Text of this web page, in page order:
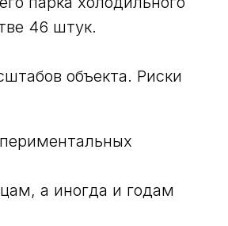
46 штук.
объекта. Риски
а иногда и годам